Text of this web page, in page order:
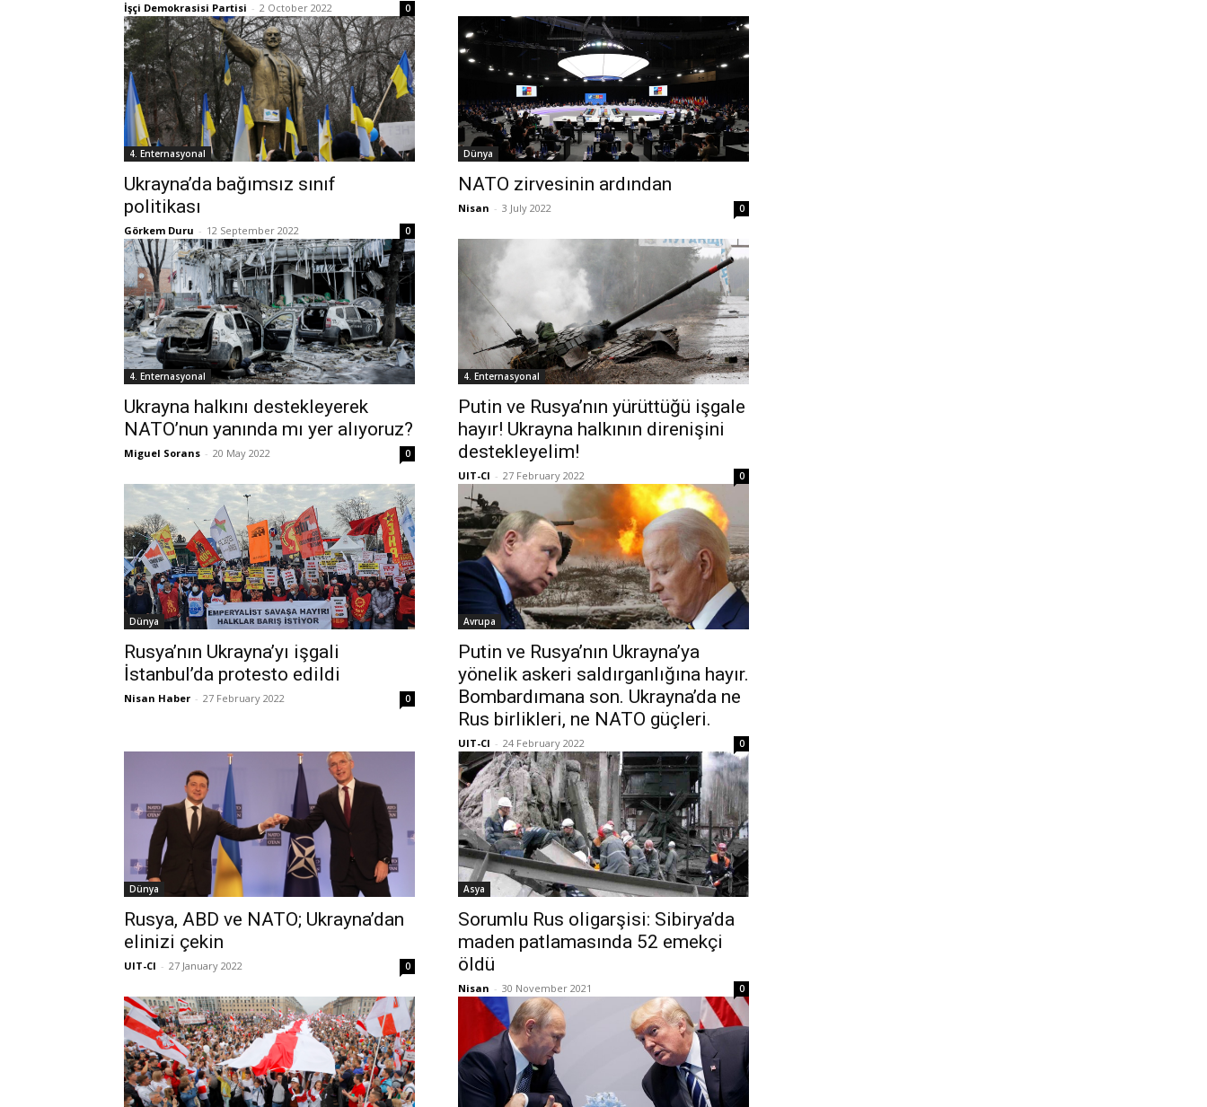
İşçi Demokrasisi Partisi - 2 October 2022 0
4. Enternasyonal
Ukrayna’da bağımsız sınıf
politikası
Görkem Duru - 12 September 2022 0
Dünya
NATO zirvesinin ardından
Nisan - 3 July 2022 0
4. Enternasyonal
Ukrayna halkını destekleyerek
NATO’nun yanında mı yer alıyoruz?
Miguel Sorans - 20 May 2022 0
4. Enternasyonal
Putin ve Rusya’nın yürüttüğü işgale
hayır! Ukrayna halkının direnişini
destekleyelim!
UIT-CI - 27 February 2022 0
Dünya
Rusya’nın Ukrayna’yı işgali
İstanbul’da protesto edildi
Nisan Haber - 27 February 2022 0
Avrupa
Putin ve Rusya’nın Ukrayna’ya
yönelik askeri saldırganlığına hayır.
Bombardımana son. Ukrayna’da ne
Rus birlikleri, ne NATO güçleri.
UIT-CI - 24 February 2022 0
Dünya
Rusya, ABD ve NATO; Ukrayna’dan
elinizi çekin
UIT-CI - 27 January 2022 0
Asya
Sorumlu Rus oligarşisi: Sibirya’da
maden patlamasında 52 emekçi
öldü
Nisan - 30 November 2021 0